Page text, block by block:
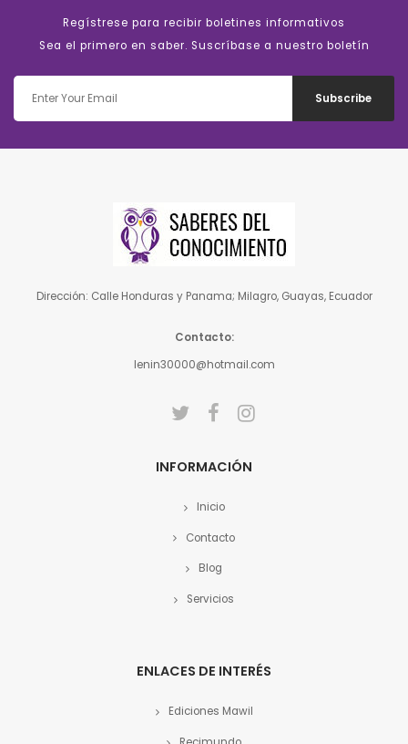
Regístrese para recibir boletines informativos
Sea el primero en saber. Suscríbase a nuestro boletín
Subscribe
Dirección: Calle Honduras y Panama; Milagro, Guayas, Ecuador
Contacto:
lenin30000@hotmail.com
INFORMACIÓN
Inicio
Contacto
Blog
Servicios
ENLACES DE INTERÉS
Ediciones Mawil